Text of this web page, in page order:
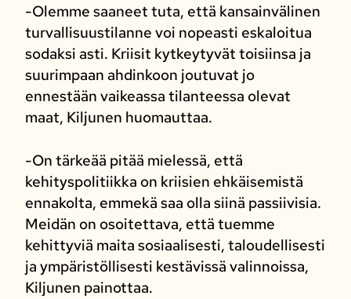
-Olemme saaneet tuta, että kansainvälinen
turvallisuustilanne voi nopeasti eskaloitua
sodaksi asti. Kriisit kytkeytyvät toisiinsa ja
suurimpaan ahdinkoon joutuvat jo
ennestään vaikeassa tilanteessa olevat
maat, Kiljunen huomauttaa.
-On tärkeää pitää mielessä, että
kehityspolitiikka on kriisien ehkäisemistä
ennakolta, emmekä saa olla siinä passiivisia.
Meidän on osoitettava, että tuemme
kehittyviä maita sosiaalisesti, taloudellisesti
ja ympäristöllisesti kestävissä valinnoissa,
Kiljunen painottaa.